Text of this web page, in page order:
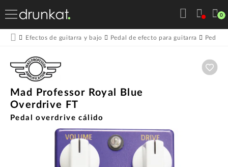
0
Efectos de guitarra y bajo Pedal de efecto para guitarra
Mad Professor Royal Blue
Overdrive FT
Pedal overdrive cálido